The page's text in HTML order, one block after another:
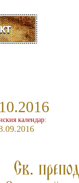
календар: